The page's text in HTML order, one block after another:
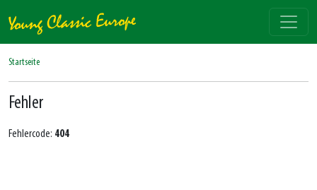
Startseite
Fehler
Fehlercode: 404